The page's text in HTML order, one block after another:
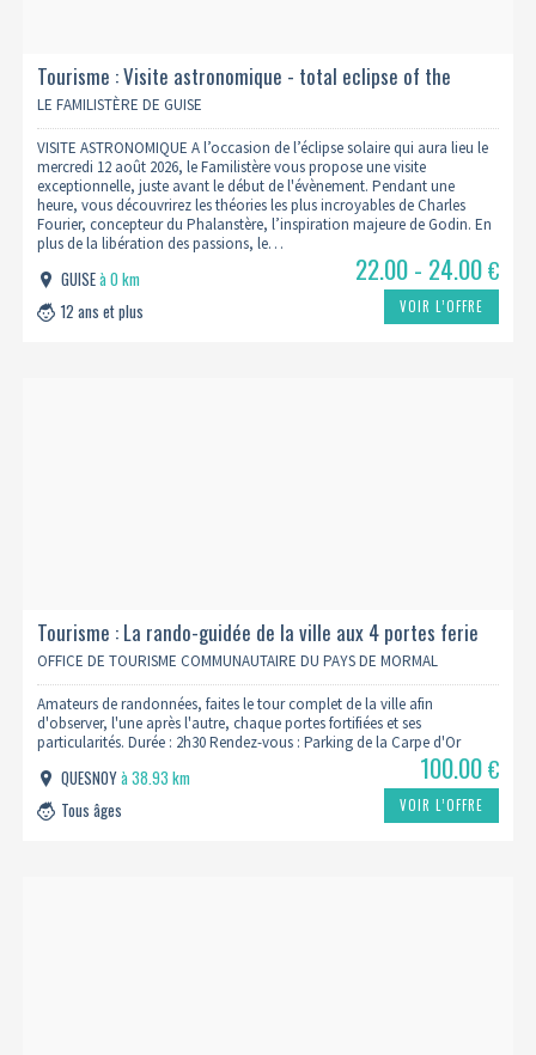
Tourisme : Visite astronomique - total eclipse of the
familistère
LE FAMILISTÈRE DE GUISE
VISITE ASTRONOMIQUE A l’occasion de l’éclipse solaire qui aura lieu le
mercredi 12 août 2026, le Familistère vous propose une visite
exceptionnelle, juste avant le début de l'évènement. Pendant une
heure, vous découvrirez les théories les plus incroyables de Charles
Fourier, concepteur du Phalanstère, l’inspiration majeure de Godin. En
plus de la libération des passions, le…
GUISEà 0 km
12 ans et plus
22.00 - 24.00€
VOIR L’OFFRE
Tourisme : La rando-guidée de la ville aux 4 portes ferie
OFFICE DE TOURISME COMMUNAUTAIRE DU PAYS DE MORMAL
Amateurs de randonnées, faites le tour complet de la ville afin
d'observer, l'une après l'autre, chaque portes fortifiées et ses
particularités. Durée : 2h30 Rendez-vous : Parking de la Carpe d'Or
QUESNOYà 38.93 km
Tous âges
100.00€
VOIR L’OFFRE